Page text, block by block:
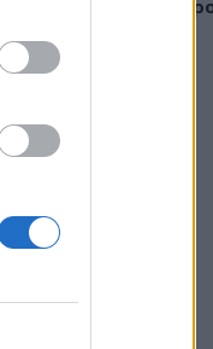
να «γεμίσει»